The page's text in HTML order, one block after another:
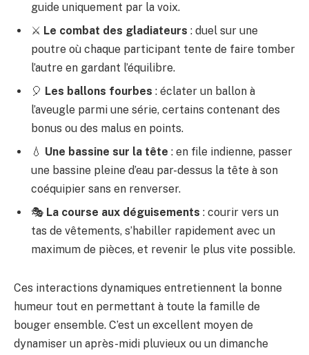
guide uniquement par la voix.
⚔️ Le combat des gladiateurs : duel sur une
poutre où chaque participant tente de faire tomber
l’autre en gardant l’équilibre.
🎈 Les ballons fourbes : éclater un ballon à
l’aveugle parmi une série, certains contenant des
bonus ou des malus en points.
💧 Une bassine sur la tête : en file indienne, passer
une bassine pleine d’eau par-dessus la tête à son
coéquipier sans en renverser.
🎭 La course aux déguisements : courir vers un
tas de vêtements, s’habiller rapidement avec un
maximum de pièces, et revenir le plus vite possible.
Ces interactions dynamiques entretiennent la bonne
humeur tout en permettant à toute la famille de
bouger ensemble. C’est un excellent moyen de
dynamiser un après-midi pluvieux ou un dimanche